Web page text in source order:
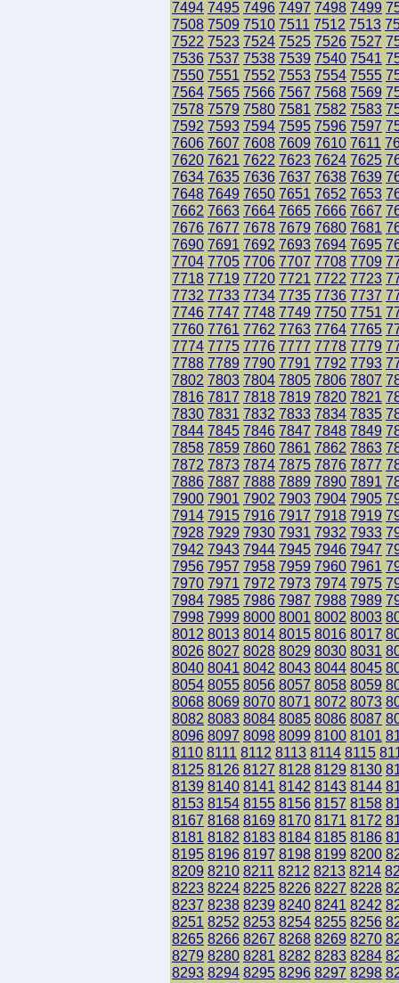
7494 7495 7496 7497 7498 7499
7508 7509 7510 7511 7512 7513
7522 7523 7524 7525 7526 7527
7536 7537 7538 7539 7540 7541
7550 7551 7552 7553 7554 7555
7564 7565 7566 7567 7568 7569
7578 7579 7580 7581 7582 7583
7592 7593 7594 7595 7596 7597
7606 7607 7608 7609 7610 7611
7620 7621 7622 7623 7624 7625
7634 7635 7636 7637 7638 7639
7648 7649 7650 7651 7652 7653
7662 7663 7664 7665 7666 7667
7676 7677 7678 7679 7680 7681
7690 7691 7692 7693 7694 7695
7704 7705 7706 7707 7708 7709
7718 7719 7720 7721 7722 7723
7732 7733 7734 7735 7736 7737
7746 7747 7748 7749 7750 7751
7760 7761 7762 7763 7764 7765
7774 7775 7776 7777 7778 7779
7788 7789 7790 7791 7792 7793
7802 7803 7804 7805 7806 7807
7816 7817 7818 7819 7820 7821
7830 7831 7832 7833 7834 7835
7844 7845 7846 7847 7848 7849
7858 7859 7860 7861 7862 7863
7872 7873 7874 7875 7876 7877
7886 7887 7888 7889 7890 7891
7900 7901 7902 7903 7904 7905
7914 7915 7916 7917 7918 7919
7928 7929 7930 7931 7932 7933
7942 7943 7944 7945 7946 7947
7956 7957 7958 7959 7960 7961
7970 7971 7972 7973 7974 7975
7984 7985 7986 7987 7988 7989
7998 7999 8000 8001 8002 8003
8012 8013 8014 8015 8016 8017
8026 8027 8028 8029 8030 8031
8040 8041 8042 8043 8044 8045
8054 8055 8056 8057 8058 8059
8068 8069 8070 8071 8072 8073
8082 8083 8084 8085 8086 8087
8096 8097 8098 8099 8100 8101
8110 8111 8112 8113 8114 8115
8125 8126 8127 8128 8129 8130
8139 8140 8141 8142 8143 8144
8153 8154 8155 8156 8157 8158
8167 8168 8169 8170 8171 8172
8181 8182 8183 8184 8185 8186
8195 8196 8197 8198 8199 8200
8209 8210 8211 8212 8213 8214
8223 8224 8225 8226 8227 8228
8237 8238 8239 8240 8241 8242
8251 8252 8253 8254 8255 8256
8265 8266 8267 8268 8269 8270
8279 8280 8281 8282 8283 8284
8293 8294 8295 8296 8297 8298